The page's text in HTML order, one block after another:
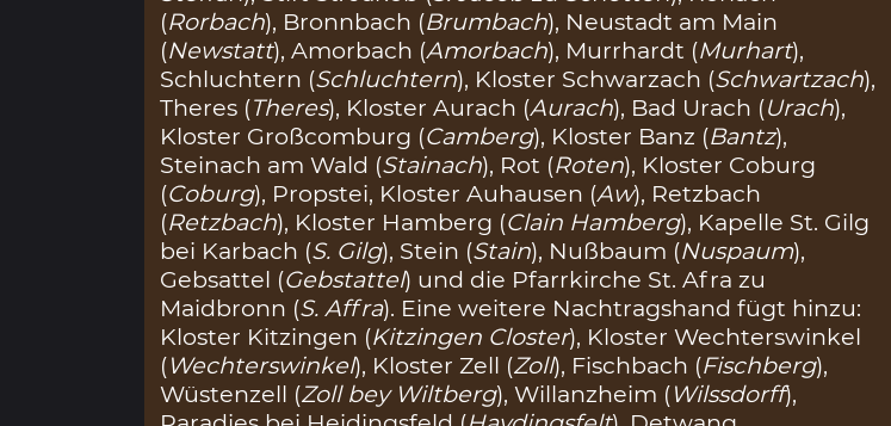
(Rorbach), Bronnbach (Brumbach), Neustadt am Main
(Newstatt), Amorbach (Amorbach), Murrhardt (Murhart),
Schluchtern (Schluchtern), Kloster Schwarzach (Schwartzach),
Theres (Theres), Kloster Aurach (Aurach), Bad Urach (Urach),
Kloster Großcomburg (Camberg), Kloster Banz (Bantz),
Steinach am Wald (Stainach), Rot (Roten), Kloster Coburg
(Coburg), Propstei, Kloster Auhausen (Aw), Retzbach
(Retzbach), Kloster Hamberg (Clain Hamberg), Kapelle St. Gilg
bei Karbach (S. Gilg), Stein (Stain), Nußbaum (Nuspaum),
Gebsattel (Gebstattel) und die Pfarrkirche St. Afra zu
Maidbronn (S. Affra). Eine weitere Nachtragshand fügt hinzu:
Kloster Kitzingen (Kitzingen Closter), Kloster Wechterswinkel
(Wechterswinkel), Kloster Zell (Zoll), Fischbach (Fischberg),
Wüstenzell (Zoll bey Wiltberg), Willanzheim (Wilssdorff),